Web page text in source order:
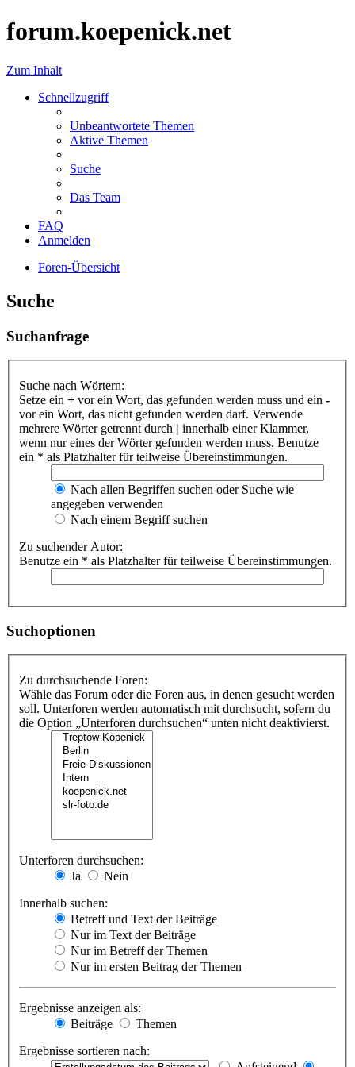
forum.koepenick.net
Zum Inhalt
Schnellzugriff
Unbeantwortete Themen
Aktive Themen
Suche
Das Team
FAQ
Anmelden
Foren-Übersicht
Suche
Suchanfrage
Suche nach Wörtern:
Setze ein + vor ein Wort, das gefunden werden muss und ein -
vor ein Wort, das nicht gefunden werden darf. Verwende
mehrere Wörter getrennt durch | innerhalb einer Klammer,
wenn nur eines der Wörter gefunden werden muss. Benutze
ein * als Platzhalter für teilweise Übereinstimmungen.
Nach allen Begriffen suchen oder Suche wie
angegeben verwenden
Nach einem Begriff suchen
Zu suchender Autor:
Benutze ein * als Platzhalter für teilweise Übereinstimmungen.
Suchoptionen
Zu durchsuchende Foren:
Wähle das Forum oder die Foren aus, in denen gesucht werden
soll. Unterforen werden automatisch mit durchsucht, sofern du
die Option „Unterforen durchsuchen“ unten nicht deaktivierst.
Unterforen durchsuchen:
Ja
Nein
Innerhalb suchen:
Betreff und Text der Beiträge
Nur im Text der Beiträge
Nur im Betreff der Themen
Nur im ersten Beitrag der Themen
Ergebnisse anzeigen als:
Beiträge
Themen
Ergebnisse sortieren nach: